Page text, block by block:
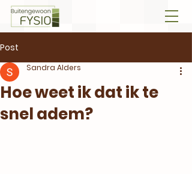
Post
Hoe weet ik dat ik te
snel adem?
Sandra Alders